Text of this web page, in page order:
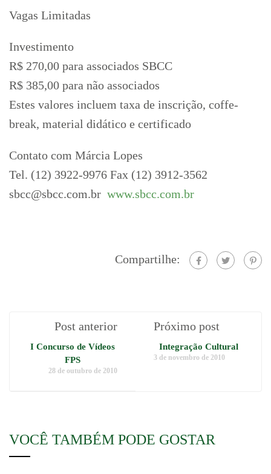
Vagas Limitadas
Investimento
R$ 270,00 para associados SBCC
R$ 385,00 para não associados
Estes valores incluem taxa de inscrição, coffe-
break, material didático e certificado
Contato com Márcia Lopes
Tel. (12) 3922-9976 Fax (12) 3912-3562
sbcc@sbcc.com.br www.sbcc.com.br
Compartilhe:
Post anterior
I Concurso de Vídeos
FPS
28 de outubro de 2010
Próximo post
Integração Cultural
3 de novembro de 2010
VOCÊ TAMBÉM PODE GOSTAR